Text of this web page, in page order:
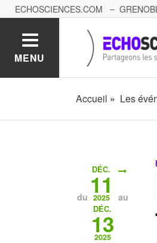
ECHOSCIENCES.COM
MENU
Accueil Les
du
DÉC.
11
2025 au
DÉC.
13
2025